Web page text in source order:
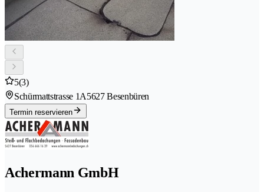
5(3)
Schürmattstrasse 1A5627 Besenbüren
Termin reservieren
Achermann GmbH